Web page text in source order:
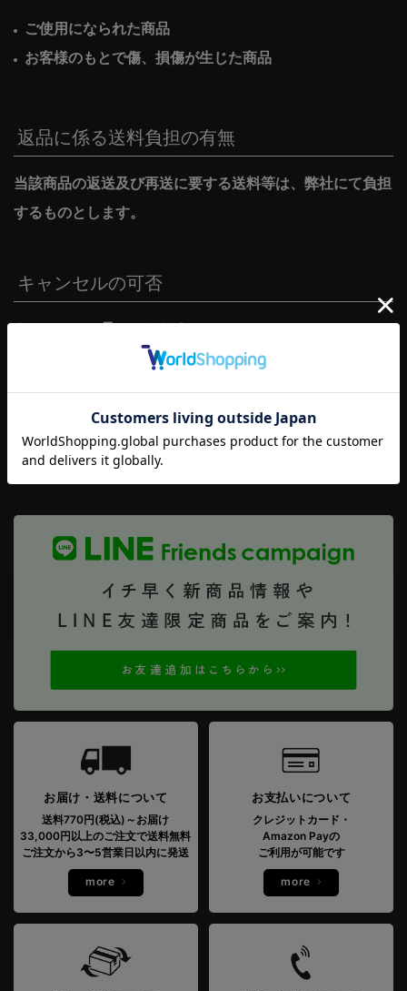
ご使用になられた商品
お客様のもとで傷、損傷が生じた商品
返品に係る送料負担の有無
当該商品の返送及び再送に要する送料等は、弊社にて負担
するものとします。
キャンセルの可否
キャンセルは承っておりません。
SHOPPING GUIDE
お届け・送料について
送料770円(税込)～お届け
33,000円以上のご注文で送料無料
ご注文から3〜5営業日以内に発送
more
お支払いについて
クレジットカード・
Amazon Payの
ご利用が可能です
more